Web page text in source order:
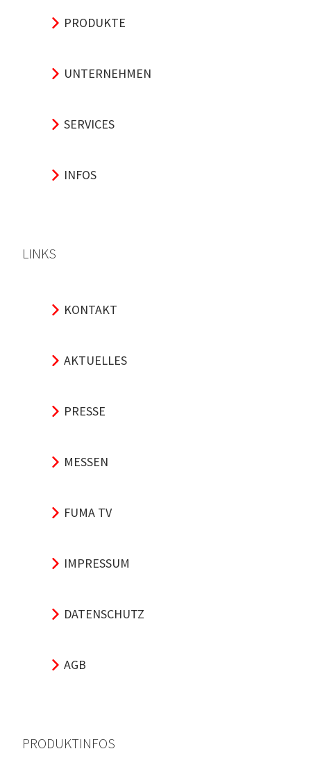
PRODUKTE
UNTERNEHMEN
SERVICES
INFOS
LINKS
KONTAKT
AKTUELLES
PRESSE
MESSEN
FUMA TV
IMPRESSUM
DATENSCHUTZ
AGB
PRODUKTINFOS